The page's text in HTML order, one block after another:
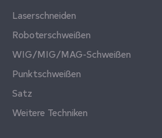
Laserschneiden
Roboterschweißen
WIG/MIG/MAG-Schweißen
Punktschweißen
Satz
Weitere Techniken